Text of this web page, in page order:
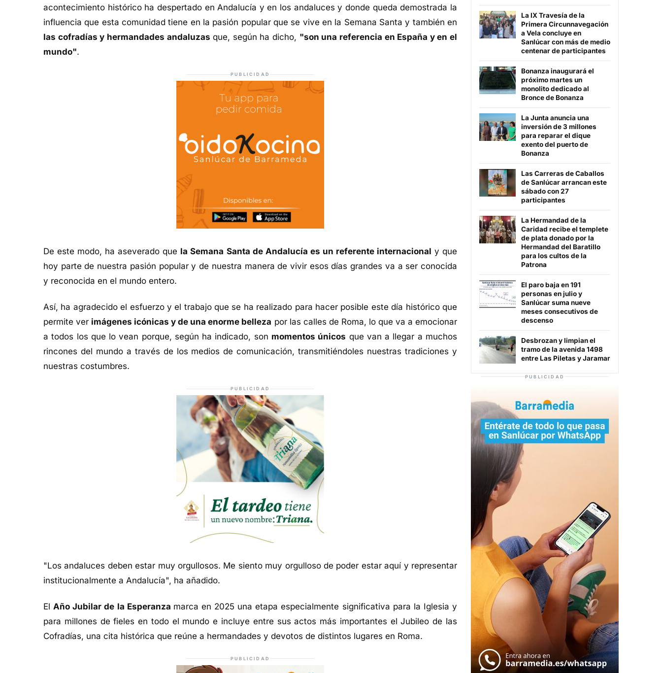
acontecimiento histórico ha despertado en Andalucía y en los andaluces y donde queda demostrada la
influencia que esta comunidad tiene en la pasión popular que se vive en la Semana Santa y también en
las cofradías y hermandades andaluzas que, según ha dicho, "son una referencia en España y en el
mundo".
PUBLICIDAD
De este modo, ha aseverado que la Semana Santa de Andalucía es un referente internacional y que
hoy parte de nuestra pasión popular y de nuestra manera de vivir esos días grandes va a ser conocida
y reconocida en el mundo entero.
Así, ha agradecido el esfuerzo y el trabajo que se ha realizado para hacer posible este día histórico que
permite ver imágenes icónicas y de una enorme belleza por las calles de Roma, lo que va a emocionar
a todos los que lo vean porque, según ha indicado, son momentos únicos que van a llegar a muchos
rincones del mundo a través de los medios de comunicación, transmitiéndoles nuestras tradiciones y
nuestras costumbres.
PUBLICIDAD
"Los andaluces deben estar muy orgullosos. Me siento muy orgulloso de poder estar aquí y representar
institucionalmente a Andalucía", ha añadido.
El Año Jubilar de la Esperanza marca en 2025 una etapa especialmente significativa para la Iglesia y
para millones de fieles en todo el mundo e incluye entre sus actos más importantes el Jubileo de las
Cofradías, una cita histórica que reúne a hermandades y devotos de distintos lugares en Roma.
PUBLICIDAD
La IX Travesía de la
Primera Circunnavegación
a Vela concluye en
Sanlúcar con más de medio
centenar de participantes
Bonanza inaugurará el
próximo martes un
monolito dedicado al
Bronce de Bonanza
La Junta anuncia una
inversión de 3 millones
para reparar el dique
exento del puerto de
Bonanza
Las Carreras de Caballos
de Sanlúcar arrancan este
sábado con 27
participantes
La Hermandad de la
Caridad recibe el templete
de plata donado por la
Hermandad del Baratillo
para los cultos de la
Patrona
El paro baja en 191
personas en julio y
Sanlúcar suma nueve
meses consecutivos de
descenso
Desbrozan y limpian el
tramo de la avenida 1498
entre Las Piletas y Jaramar
PUBLICIDAD